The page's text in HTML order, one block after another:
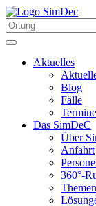
Aktuelles
Blog
Fälle
Termine
Das SimDeC
Über
Anfahrt
360°-